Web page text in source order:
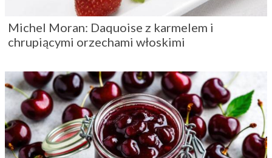
Michel Moran: Daquoise z karmelem i
chrupiącymi orzechami włoskimi